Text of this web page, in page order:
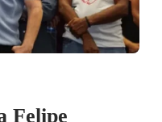
Felipe